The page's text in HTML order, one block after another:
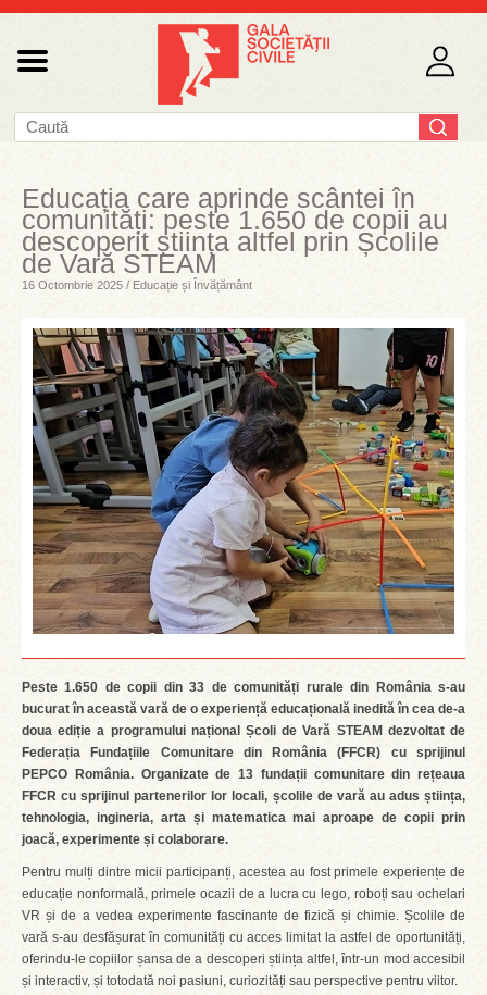
Educația care aprinde scântei în
comunități: peste 1.650 de copii au
descoperit știința altfel prin Școlile
de Vară STEAM
16 Octombrie 2025 / Educație și Învățământ
Peste 1.650 de copii din 33 de comunități rurale din România s-au
bucurat în această vară de o experiență educațională inedită în cea de-a
doua ediție a programului național Școli de Vară STEAM dezvoltat de
Federația Fundațiile Comunitare din România (FFCR) cu sprijinul
PEPCO România. Organizate de 13 fundații comunitare din rețeaua
FFCR cu sprijinul partenerilor lor locali, școlile de vară au adus știința,
tehnologia, ingineria, arta și matematica mai aproape de copii prin
joacă, experimente și colaborare.
Pentru mulți dintre micii participanți, acestea au fost primele experiențe de
educație nonformală, primele ocazii de a lucra cu lego, roboți sau ochelari
VR și de a vedea experimente fascinante de fizică și chimie. Școlile de
vară s-au desfășurat în comunități cu acces limitat la astfel de oportunități,
oferindu-le copiilor șansa de a descoperi știința altfel, într-un mod accesibil
și interactiv, și totodată noi pasiuni, curiozități sau perspective pentru viitor.